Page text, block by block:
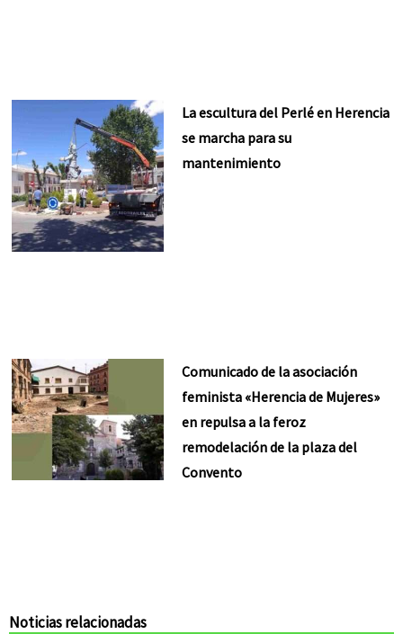
La escultura del Perlé en Herencia
se marcha para su
mantenimiento
Comunicado de la asociación
feminista «Herencia de Mujeres»
en repulsa a la feroz
remodelación de la plaza del
Convento
Noticias relacionadas